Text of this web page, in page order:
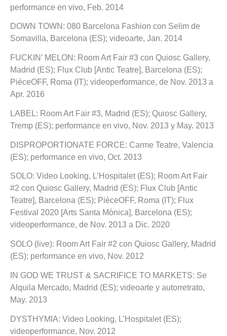
performance en vivo, Feb. 2014
DOWN TOWN: 080 Barcelona Fashion con Selim de
Somavilla, Barcelona (ES); videoarte, Jan. 2014
FUCKIN’ MELON: Room Art Fair #3 con Quiosc Gallery,
Madrid (ES); Flux Club [Antic Teatre], Barcelona (ES);
PièceOFF, Roma (IT); videoperformance, de Nov. 2013 a
Apr. 2016
LABEL: Room Art Fair #3, Madrid (ES); Quiosc Gallery,
Tremp (ES); performance en vivo, Nov. 2013 y May. 2013
DISPROPORTIONATE FORCE: Carme Teatre, Valencia
(ES); performance en vivo, Oct. 2013
SOLO: Video Looking, L’Hospitalet (ES); Room Art Fair
#2 con Quiosc Gallery, Madrid (ES); Flux Club [Antic
Teatre], Barcelona (ES); PièceOFF, Roma (IT); Flux
Festival 2020 [Arts Santa Mònica], Barcelona (ES);
videoperformance, de Nov. 2013 a Dic. 2020
SOLO (live): Room Art Fair #2 con Quiosc Gallery, Madrid
(ES); performance en vivo, Nov. 2012
IN GOD WE TRUST & SACRIFICE TO MARKETS: Se
Alquila Mercado, Madrid (ES); videoarte y autorretrato,
May. 2013
DYSTHYMIA: Video Looking, L’Hospitalet (ES);
videoperformance, Nov. 2012